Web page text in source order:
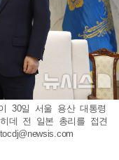
30일 서울 용산 대통령
데 전 일본 총리를 접견